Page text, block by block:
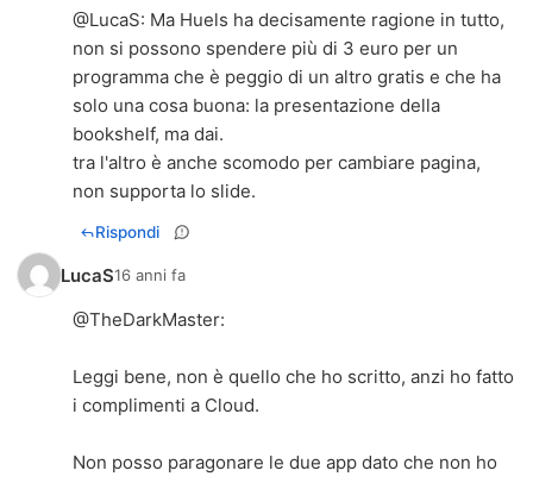
@LucaS: Ma Huels ha decisamente ragione in tutto,
non si possono spendere più di 3 euro per un
programma che è peggio di un altro gratis e che ha
solo una cosa buona: la presentazione della
bookshelf, ma dai.
tra l'altro è anche scomodo per cambiare pagina,
non supporta lo slide.
Rispondi
LucaS16 anni fa
@TheDarkMaster:
Leggi bene, non è quello che ho scritto, anzi ho fatto
i complimenti a Cloud.
Non posso paragonare le due app dato che non ho